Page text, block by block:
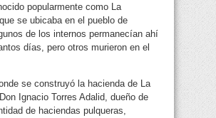
popularmente como La
se ubicaba en el pueblo de
de los internos permanecían ahí
días, pero otros murieron en el
se construyó la hacienda de La
Ignacio Torres Adalid, dueño de
de haciendas pulqueras,